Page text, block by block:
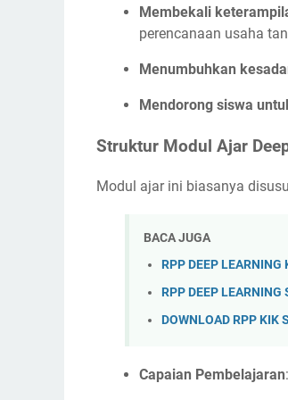
Membekali
perencanaan usaha
Menumbuhkan
Mendorong siswa
Struktur Modul Ajar
Modul ajar ini biasanya
BACA JUGA
RPP DEEP
RPP DEEP
DOWNLOAD RPP
Capaian Pembelajaran